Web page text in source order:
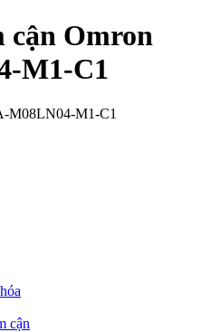
cận Omron
M1-C1
M08LN04-M1-C1
cận